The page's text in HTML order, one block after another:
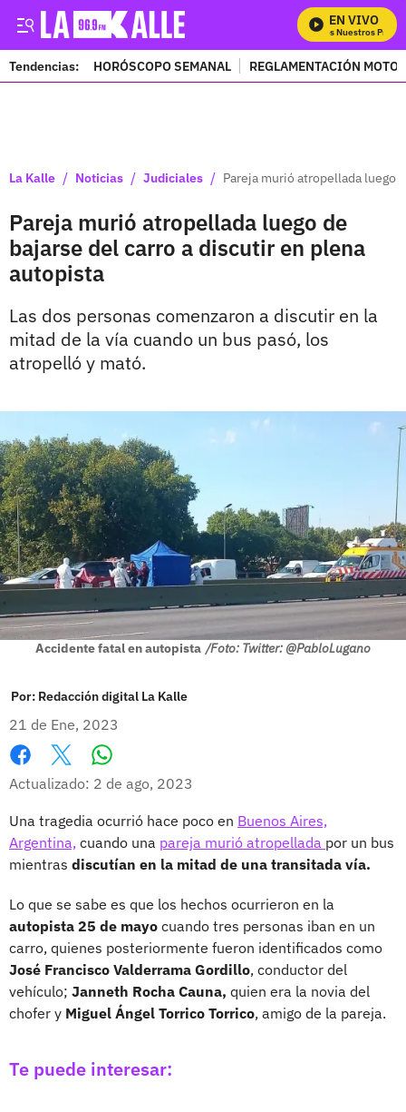
EN VIVO
Mira Todos Nuestros
Tendencias: HORÓSCOPO SEMANAL REGLAMENTACIÓN
La Kalle / Noticias / Judiciales / Pareja murió atropellada luego
Pareja murió atropellada luego de
bajarse del carro a discutir en plena
autopista
Las dos personas comenzaron a discutir en la
mitad de la vía cuando un bus pasó, los
atropelló y mató.
Accidente fatal en autopista /Foto: Twitter: @PabloLugano
Por: Redacción digital La Kalle
21 de Ene, 2023
Facebook
X
Actualizado: 2 de ago, 2023
Una tragedia ocurrió hace poco en Buenos Aires,
Argentina, cuando una pareja murió atropellada por un bus
mientras discutían en la mitad de una transitada vía.
Lo que se sabe es que los hechos ocurrieron en la
autopista 25 de mayo cuando tres personas iban en un
carro, quienes posteriormente fueron identificados como
José Francisco Valderrama Gordillo, conductor del
vehículo; Janneth Rocha Cauna, quien era la novia del
chofer y Miguel Ángel Torrico Torrico, amigo de la pareja.
Te puede interesar: